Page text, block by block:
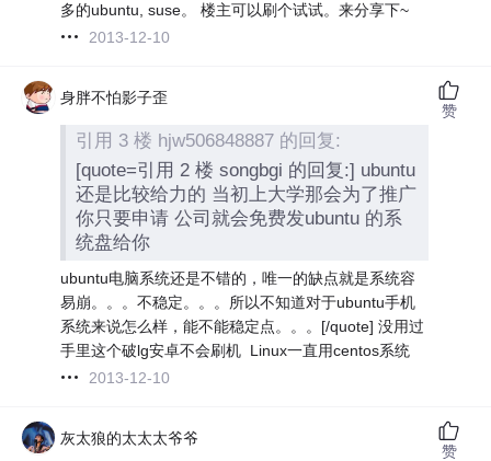
多的ubuntu, suse。 楼主可以刷个试试。来分享下~
2013-12-10
身胖不怕影子歪
引用 3 楼 hjw506848887 的回复:
[quote=引用 2 楼 songbgi 的回复:] ubuntu
还是比较给力的 当初上大学那会为了推广
你只要申请 公司就会免费发ubuntu 的系
统盘给你
ubuntu电脑系统还是不错的，唯一的缺点就是系统容
易崩。。。不稳定。。。所以不知道对于ubuntu手机
系统来说怎么样，能不能稳定点。。。[/quote] 没用过
手里这个破lg安卓不会刷机 Linux一直用centos系统
2013-12-10
赞
灰太狼的太太太爷爷
赞